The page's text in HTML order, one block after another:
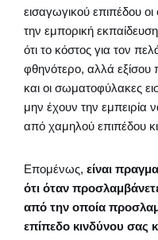
εισαγωγικού επιπέδου
την εμπορική
ότι το κόστος για τον
φθηνότερο, αλλά εξίσου
και οι σωματοφύλακες
μην έχουν την εμπειρία
από χαμηλού επιπέδου
Επομένως, είναι
ότι όταν
από την οποία
επίπεδο κινδύνου σας